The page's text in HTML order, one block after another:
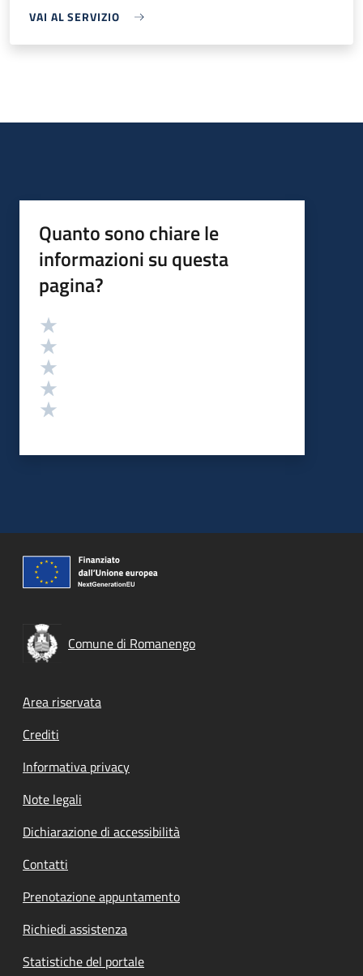
VAI AL SERVIZIO
Quanto sono chiare le
informazioni su questa
pagina?
Valutazione
Comune di Romanengo
Footer menu
Area riservata
Crediti
Informativa privacy
Note legali
Dichiarazione di accessibilità
Contatti
Prenotazione appuntamento
Richiedi assistenza
Statistiche del portale